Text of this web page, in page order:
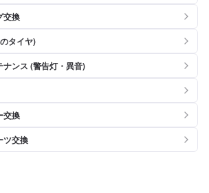
交換
タイヤ)
ナンス (警告灯・異音)
交換
ツ交換